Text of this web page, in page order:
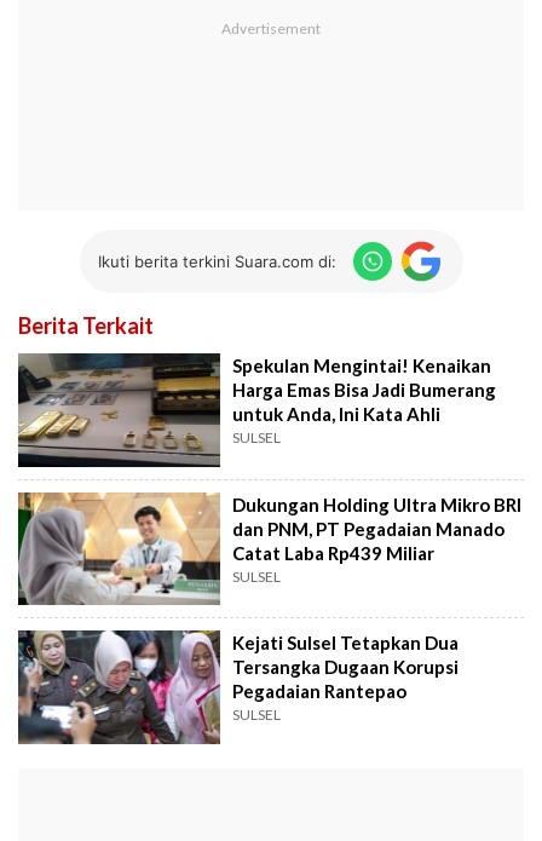
Ikuti berita terkini Suara.com di:
Berita Terkait
Spekulan Mengintai! Kenaikan
Harga Emas Bisa Jadi Bumerang
untuk Anda, Ini Kata Ahli
SULSEL
Dukungan Holding Ultra Mikro BRI
dan PNM, PT Pegadaian Manado
Catat Laba Rp439 Miliar
SULSEL
Kejati Sulsel Tetapkan Dua
Tersangka Dugaan Korupsi
Pegadaian Rantepao
SULSEL